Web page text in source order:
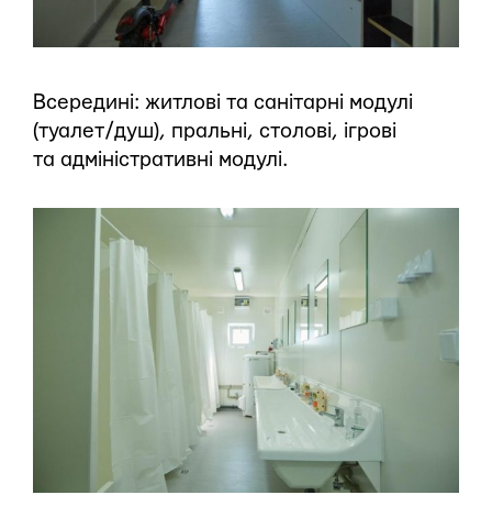
Всередині: житлові та санітарні модулі
(туалет/душ), пральні, столові, ігрові
та адміністративні модулі.